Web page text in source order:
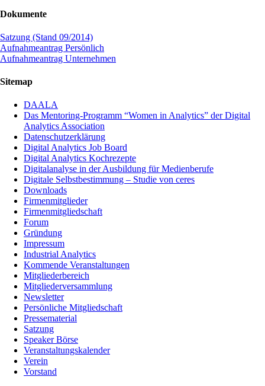
Dokumente
Satzung (Stand 09/2014)
Aufnahmeantrag Persönlich
Aufnahmeantrag Unternehmen
Sitemap
DAALA
Das Mentoring-Programm “Women in Analytics” der Digital
Analytics Association
Datenschutzerklärung
Digital Analytics Job Board
Digital Analytics Kochrezepte
Digitalanalyse in der Ausbildung für Medienberufe
Digitale Selbstbestimmung – Studie von ceres
Downloads
Firmenmitglieder
Firmenmitgliedschaft
Forum
Gründung
Impressum
Industrial Analytics
Kommende Veranstaltungen
Mitgliederbereich
Mitgliederversammlung
Newsletter
Persönliche Mitgliedschaft
Pressematerial
Satzung
Speaker Börse
Veranstaltungskalender
Verein
Vorstand